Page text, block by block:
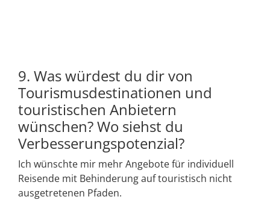
9. Was würdest du dir von
Tourismusdestinationen und
touristischen Anbietern
wünschen? Wo siehst du
Verbesserungspotenzial?
Ich wünschte mir mehr Angebote für individuell
Reisende mit Behinderung auf touristisch nicht
ausgetretenen Pfaden.